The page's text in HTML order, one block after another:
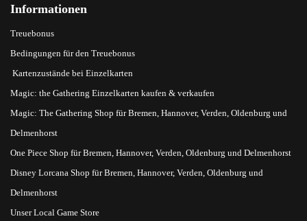
Informationen
Treuebonus
Bedingungen für den Treuebonus
Kartenzustände bei Einzelkarten
Magic: the Gathering Einzelkarten kaufen & verkaufen
Magic: The Gathering Shop für Bremen, Hannover, Verden, Oldenburg und
Delmenhorst
One Piece Shop für Bremen, Hannover, Verden, Oldenburg und Delmenhorst
Disney Lorcana Shop für Bremen, Hannover, Verden, Oldenburg und
Delmenhorst
Unser Local Game Store